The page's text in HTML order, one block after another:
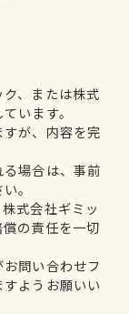
、または株式
います。
が、内容を完
場合は、事前
。
式会社ギミッ
の責任を一切
問い合わせフ
ようお願いい